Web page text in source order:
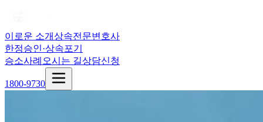
이로운 소개상속전문변호사
한정승인·상속포기
승소사례 오시는 길상담신청
1800-9730